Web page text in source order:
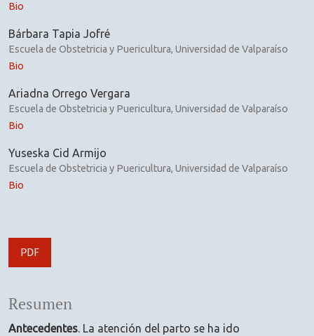
Bio
Bárbara Tapia Jofré
Escuela de Obstetricia y Puericultura, Universidad de Valparaíso
Bio
Ariadna Orrego Vergara
Escuela de Obstetricia y Puericultura, Universidad de Valparaíso
Bio
Yuseska Cid Armijo
Escuela de Obstetricia y Puericultura, Universidad de Valparaíso
Bio
PDF
Resumen
Antecedentes. La atención del parto se ha ido